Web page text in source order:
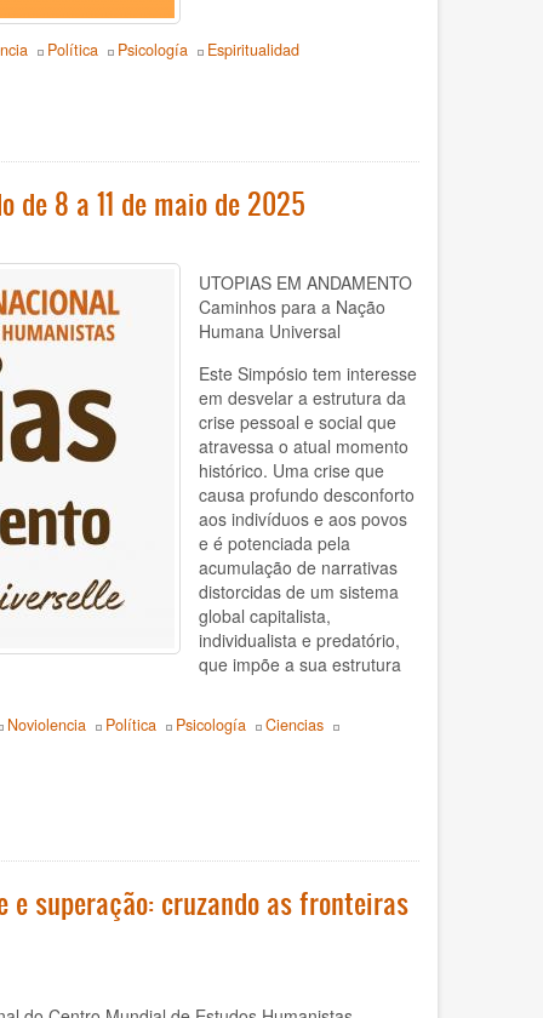
Política Psicología Espiritualidad
de 8 a 11 de maio de 2025
UTOPIAS EM ANDAMENTO
Caminhos para a Nação
Humana Universal
Este Simpósio tem interesse
em desvelar a estrutura da
crise pessoal e social que
atravessa o atual momento
histórico. Uma crise que
causa profundo desconforto
aos indivíduos e aos povos
e é potenciada pela
acumulação de narrativas
distorcidas de um sistema
global capitalista,
individualista e predatório,
que impõe a sua estrutura
Noviolencia Política Psicología
Ciencias
e superação: cruzando as fronteiras